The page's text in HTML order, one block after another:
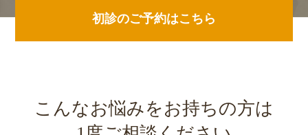
初診のご予約はこちら
こんなお悩みをお持ちの方は